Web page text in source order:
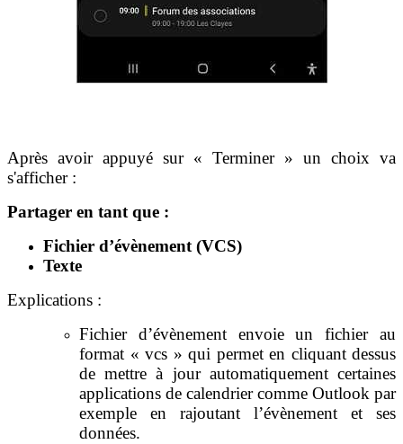
Après avoir appuyé sur « Terminer » un choix va
s'afficher :
Partager en tant que :
Fichier d’évènement (VCS)
Texte
Explications :
Fichier d’évènement envoie un fichier au
format « vcs » qui permet en cliquant dessus
de mettre à jour automatiquement certaines
applications de calendrier comme Outlook par
exemple en rajoutant l’évènement et ses
données.